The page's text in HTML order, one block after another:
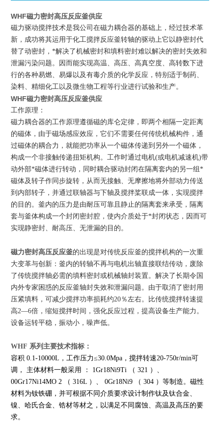
WHF磁力密封高压反应釜供应
磁力驱动搅拌技术是我公司在磁力耦合器的基础上，经过技术革
新，成功将其运用于化工搅拌反应釜转轴的驱动上它以静密封代
替了动密封，*解决了机械密封和填料密封难以解决的密封失效和
泄漏污染问题。因而能实现高温、高压、高真空度、高转数下进
行的各种易燃、易爆以及有毒介质的化学反应，特别适于制药、
染料、精细化工以及微生物工程等行业进行试验和生产。
WHF磁力密封高压反应釜供应
工作原理：
磁力耦合器的工作原理遵循磁的库仑定律，即两个相隔一定距离
的磁体，由于磁场感应效应，它们不需要任何传统机械构件，通
过磁体的耦合力，就能把功率从一个磁体传递到另外一个磁体，
构成一个非接触传递扭矩机构。工作时通过电机(或电机减速机)带
动外部*磁体进行转动，同时耦合驱动封闭在隔离套内的另一组*
磁体及转子作同步旋转，从而无接触、无摩擦地将外部动力传送
到内部转子，并通过联轴器与下轴及搅拌桨联成一体，实现搅拌
的目的。釜内的压力是由耐压可靠且静止的隔离套来承受，隔离
套与釜体构成一个封闭密封腔，使内介质处于*封闭状态，因而可
实现静密封、耐高压、无泄漏的目的。
磁力密封高压反应釜的出现是对传统反应釜的搅拌机构的一次重
大变革与创新：釜内的转轴不再与电机出轴直接联结传动，废除
了传统搅拌轴必需的填料密封或机械轴封装置。解决了长期令国
内外专家困惑的反应釜轴封失效和泄漏问题。由于取消了密封用
压紧填料，可减少搅拌功率损耗约20％左右。比传统搅拌转速提
高2—6倍，缩短搅拌时间，强化反应过程，提高设备生产能力。
设备运转平稳，振动小，噪声低。
WHF 系列主要技术指标：
容积 0.1-10000L，工作压力≤30.0Mpa，搅拌转速20-750r/min可
调， 主体材料一般采用 ： 1Gr18Ni9Ti （ 321 ）、
00Gr17Ni14MO 2 （ 316L ）、 0Gr18Ni9 （ 304 ）等制造。磁性
材料为钕铁硼，并可根据不同介质要求设计制作钛及钛合金、
镍、哈氏合金、锆材等材之，以满足不同腐蚀、高温及高压的要
求。